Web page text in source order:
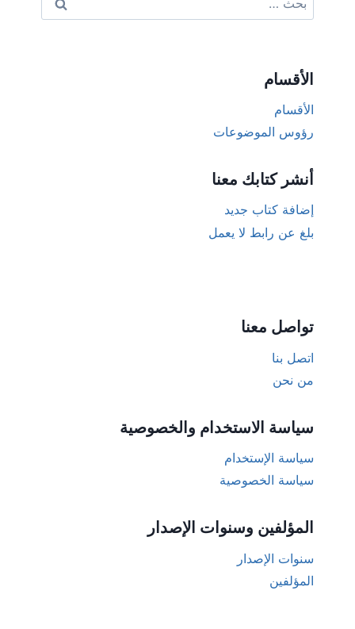
عن:
الأقسام
الأقسام
رؤوس الموضوعات
أنشر كتابك معنا
إضافة كتاب جديد
بلغ عن رابط لا يعمل
تواصل معنا
اتصل بنا
من نحن
سياسة الاستخدام والخصوصية
سياسة الإستخدام
سياسة الخصوصية
المؤلفين وسنوات الإصدار
سنوات الإصدار
المؤلفين